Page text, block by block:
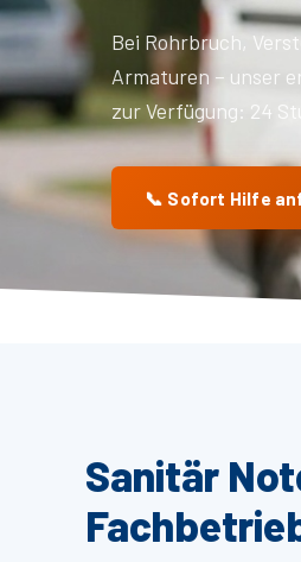
Bei Rohrbruch,
Armaturen – unser
zur Verfügung: 24
📞 Sofort Hilfe
Sanitär